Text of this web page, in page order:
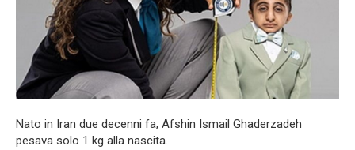
Nato in Iran due decenni fa, Afshin Ismail Ghaderzadeh
pesava solo 1 kg alla nascita.